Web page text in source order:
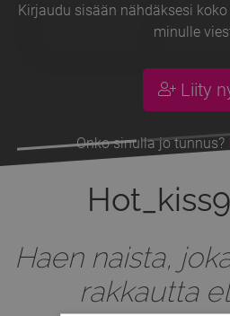
Kirjaudu sisään nähdäksesi
minulle
Liity
Onko sinulla jo tunnus?
Haen naista,
rakkautta